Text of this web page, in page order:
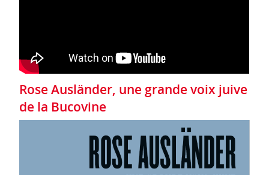
Rose Ausländer, une grande voix juive
de la Bucovine